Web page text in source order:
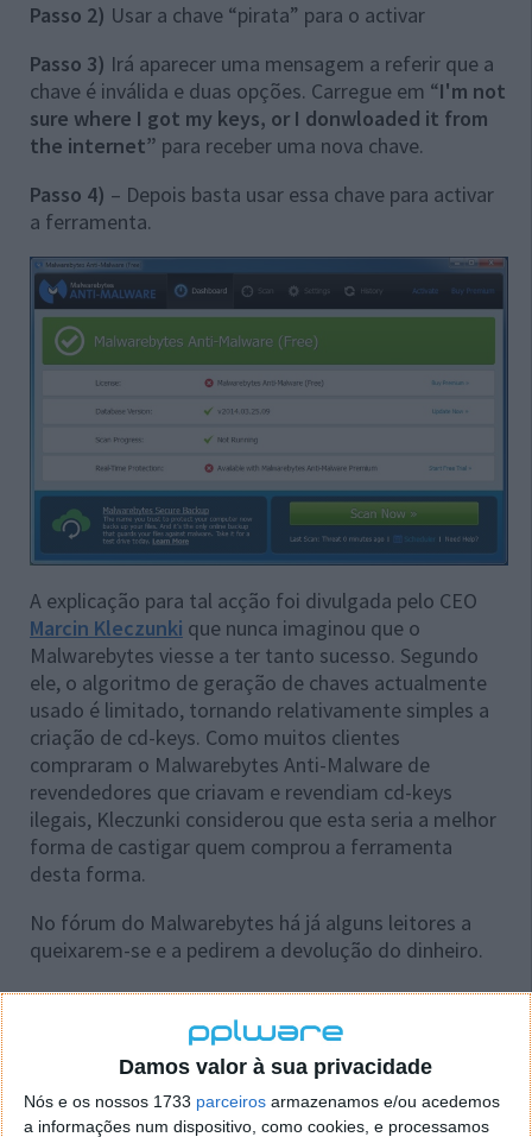
Damos valor à sua privacidade
Nós e os nossos 1733 parceiros armazenamos e/ou acedemos
a informações num dispositivo, como cookies, e processamos
Passo 2) Usar a chave “pirata” para o activar
Passo 3) Irá aparecer uma mensagem a referir que a
chave é inválida e duas opções. Carregue em “I'm not
sure where I got my keys, or I donwloaded it from
the internet” para receber uma nova chave.
Passo 4) – Depois basta usar essa chave para activar
a ferramenta.
A explicação para tal acção foi divulgada pelo CEO
Marcin Kleczunki que nunca imaginou que o
Malwarebytes viesse a ter tanto sucesso. Segundo
ele, o algoritmo de geração de chaves actualmente
usado é limitado, tornando relativamente simples a
criação de cd-keys. Como muitos clientes
compraram o Malwarebytes Anti-Malware de
revendedores que criavam e revendiam cd-keys
ilegais, Kleczunki considerou que esta seria a melhor
forma de castigar quem comprou a ferramenta
desta forma.
No fórum do Malwarebytes há já alguns leitores a
queixarem-se e a pedirem a devolução do dinheiro.
Acha que esta é uma boa medida ou apenas
um acto de “vingança” ?